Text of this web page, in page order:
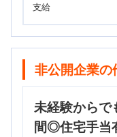
支給
非公開企業の
未経験からで
間◎住宅手当